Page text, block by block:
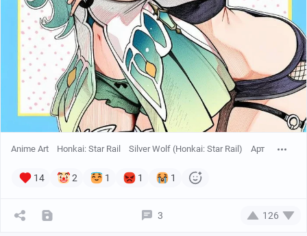
Anime Art Honkai: Star Rail Silver Wolf (Honkai: Star Rail) Арт
14 2 1 1 1
3 126